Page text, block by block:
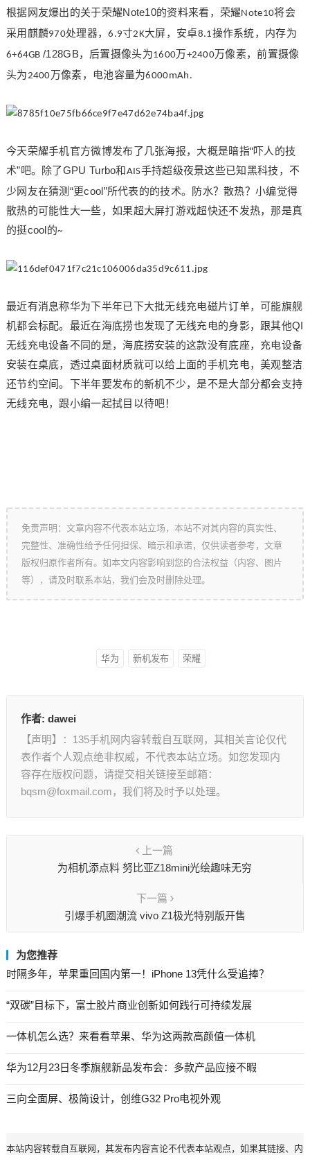
根据网友爆出的关于荣耀Note10的资料来看，荣耀Note10将会
采用麒麟970处理器，6.9寸2K大屏，安卓8.1操作系统，内存为
6+64GB/128GB，后置摄像头为1600万+2400万像素，前置摄像
头为2400万像素，电池容量为6000mAh.
今天荣耀手机官方微博发布了几张海报， 大概是暗指“吓人的技
术”吧。
除了GPU Turbo和 AIS手持超级夜景这些已知黑科技， 不
少网友在猜测 “更cool”所代表的的技术。防水？散热？小编觉得
散热的可能性大一些，如果超大屏打游戏超快还不发热，那是真
的挺cool的~
最近有消息称华为下半年已下大批无线充电磁片订单，可能旗舰
机都会标配。最近在海底捞也发现了无线充电的身影， 跟其他QI
无线充电设备不同的是， 海底捞安装的这款没有底座，充电设备
安装在桌底，透过桌面材质就可以给上面的手机充电，美观整洁
还节约空间。 下半年要发布的新机不少，是不是大部分都会支持
无线充电，跟小编一起拭目以待吧！
免责声明：文章内容不代表本站立场，本站不对其内容的真实性、
完整性、准确性给予任何担保、暗示和承诺，仅供读者参考，文章
版权归原作者所有。如本文内容影响到您的合法权益（内容、图片
等），请及时联系本站，我们会及时删除处理。
华为 新机发布 荣耀
作者: dawei
【声明】：135手机网内容转载自互联网，其相关言论仅代
表作者个人观点绝非权威，不代表本站立场。如您发现内
容存在版权问题，请提交相关链接至邮箱：
bqsm@foxmail.com，我们将及时予以处理。
上一篇
为相机添点料 努比亚Z18mini光绘趣味无穷
下一篇
引爆手机圈潮流 vivo Z1极光特别版开售
为您推荐
时隔多年，苹果重回国内第一！iPhone 13凭什么受追捧？
“双碳”目标下，富士胶片商业创新如何践行可持续发展
一体机怎么选？来看看苹果、华为这两款高颜值一体机
华为12月23日冬季旗舰新品发布会：多款产品应接不暇
三向全面屏、极简设计，创维G32 Pro电视外观
本站内容转载自互联网，其发布内容言论不代表本站观点，如果其链接、内